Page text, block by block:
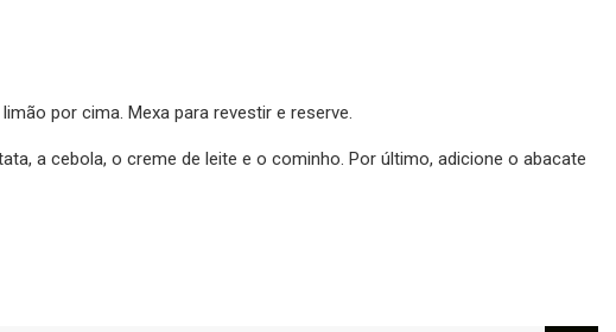
por cima. Mexa para revestir e reserve.
a cebola, o creme de leite e o cominho. Por último, adicione o abacate